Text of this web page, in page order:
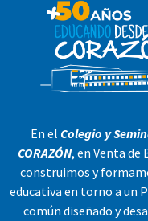
En el Colegio y
CORAZÓN, en Venta de
construimos y
educativa en torno a un
común diseñado y